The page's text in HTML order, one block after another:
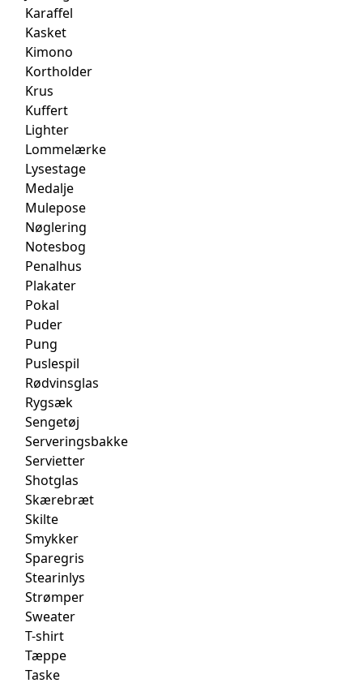
Karaffel
Kasket
Kimono
Kortholder
Krus
Kuffert
Lighter
Lommelærke
Lysestage
Medalje
Mulepose
Nøglering
Notesbog
Penalhus
Plakater
Pokal
Puder
Pung
Puslespil
Rødvinsglas
Rygsæk
Sengetøj
Serveringsbakke
Servietter
Shotglas
Skærebræt
Skilte
Smykker
Sparegris
Stearinlys
Strømper
Sweater
T-shirt
Tæppe
Taske